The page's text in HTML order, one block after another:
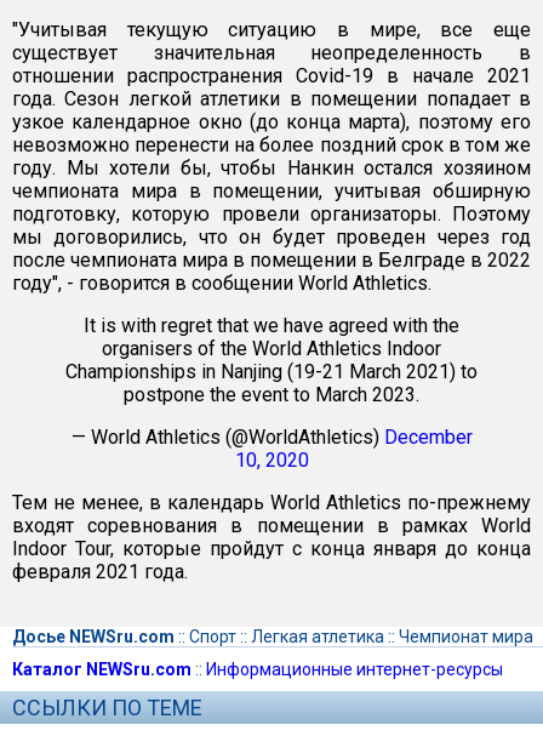
"Учитывая текущую ситуацию в мире, все еще
существует значительная неопределенность в
отношении распространения Covid-19 в начале 2021
года. Сезон легкой атлетики в помещении попадает в
узкое календарное окно (до конца марта), поэтому его
невозможно перенести на более поздний срок в том же
году. Мы хотели бы, чтобы Нанкин остался хозяином
чемпионата мира в помещении, учитывая обширную
подготовку, которую провели организаторы. Поэтому
мы договорились, что он будет проведен через год
после чемпионата мира в помещении в Белграде в 2022
году", - говорится в сообщении World Athletics.
It is with regret that we have agreed with the
organisers of the World Athletics Indoor
Championships in Nanjing (19-21 March 2021) to
postpone the event to March 2023.
— World Athletics (@WorldAthletics) December
10, 2020
Тем не менее, в календарь World Athletics по-прежнему
входят соревнования в помещении в рамках World
Indoor Tour, которые пройдут с конца января до конца
февраля 2021 года.
Досье NEWSru.com :: Спорт:: Легкая атлетика :: Чемпионат мира
Каталог NEWSru.com :: Информационные интернет-ресурсы
ССЫЛКИ ПО ТЕМЕ